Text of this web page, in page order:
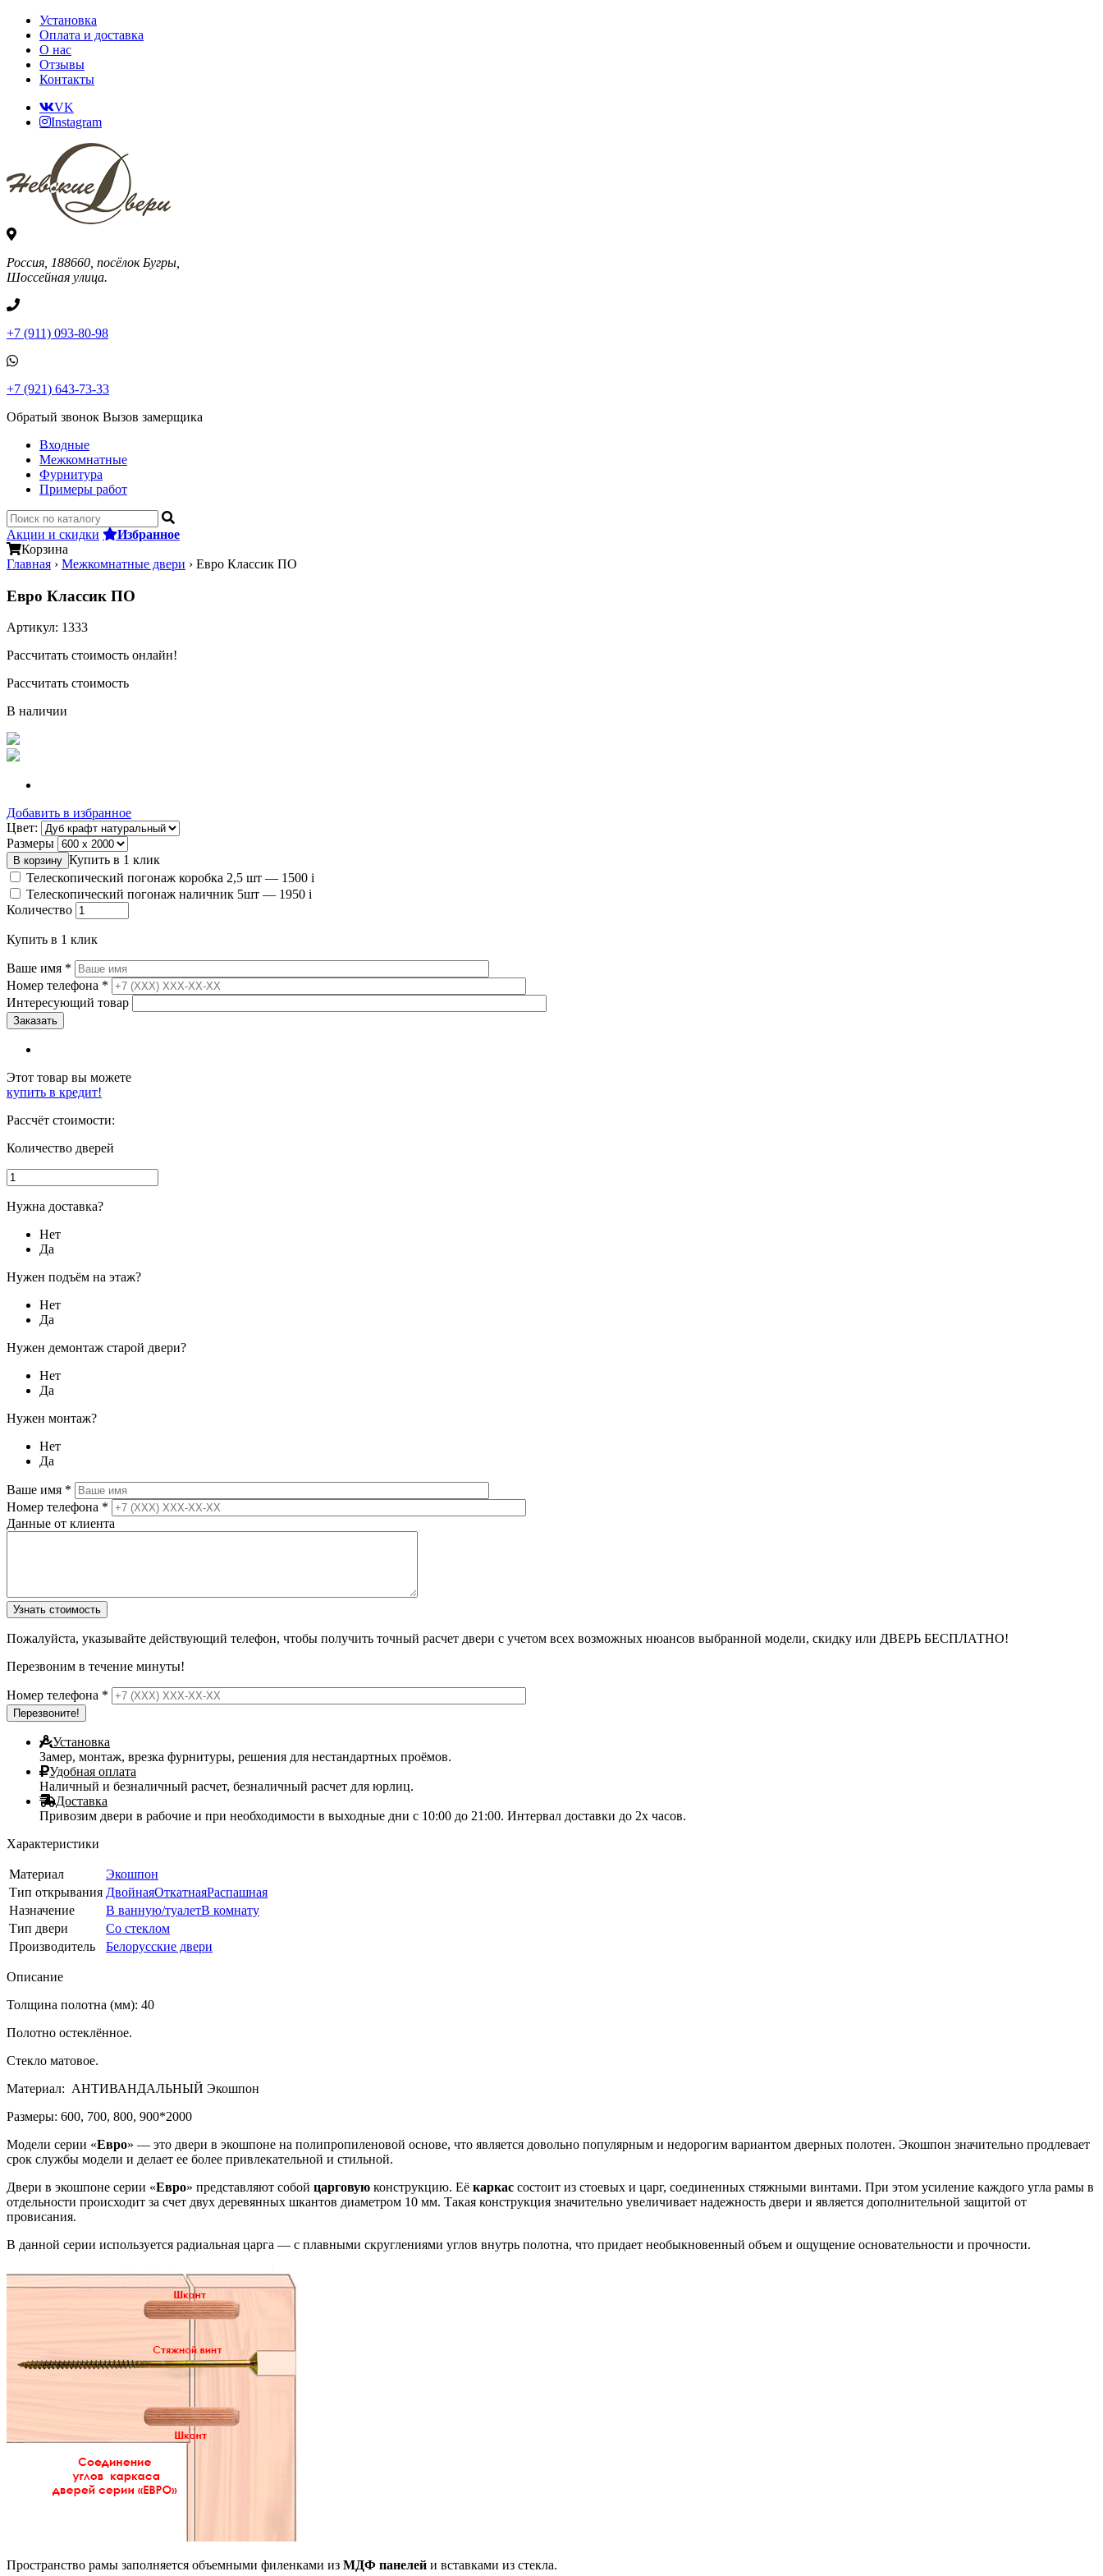
Установка
Оплата и доставка
О нас
Отзывы
Контакты
VK
Instagram
Россия, 188660, посёлок Бугры,
Шоссейная улица.
+7 (911) 093-80-98
+7 (921) 643-73-33
Обратый звонок Вызов замерщика
Входные
Межкомнатные
Фурнитура
Примеры работ
Акции и скидки Избранное
Корзина
Главная › Межкомнатные двери › Евро Классик ПО
Евро Классик ПО
Артикул: 1333
Рассчитать стоимость онлайн!
Рассчитать стоимость
В наличии
Добавить в избранное
Цвет:
Размеры
Купить в 1 клик
Телескопический погонаж коробка 2,5 шт — 1500 i
Телескопический погонаж наличник 5шт — 1950 i
Количество
Купить в 1 клик
Ваше имя *
Номер телефона *
Интересующий товар
Этот товар вы можете
купить в кредит!
Рассчёт стоимости:
Количество дверей
Нужна доставка?
Нет
Да
Нужен подъём на этаж?
Нет
Да
Нужен демонтаж старой двери?
Нет
Да
Нужен монтаж?
Нет
Да
Ваше имя *
Номер телефона *
Данные от клиента
Пожалуйста, указывайте действующий телефон, чтобы получить точный расчет двери с учетом всех возможных нюансов выбранной модели, скидку или ДВЕРЬ БЕСПЛАТНО!
Перезвоним в течение минуты!
Номер телефона *
Установка
Замер, монтаж, врезка фурнитуры, решения для нестандартных проёмов.
Удобная оплата
Наличный и безналичный расчет, безналичный расчет для юрлиц.
Доставка
Привозим двери в рабочие и при необходимости в выходные дни с 10:00 до 21:00. Интервал доставки до 2х часов.
Характеристики
Материал
Экошпон
Тип открывания ДвойнаяОткатнаяРаспашная
Назначение
В ванную/туалетВ комнату
Тип двери
Со стеклом
Производитель
Белорусские двери
Описание
Толщина полотна (мм): 40
Полотно остеклённое.
Стекло матовое.
Материал: АНТИВАНДАЛЬНЫЙ Экошпон
Размеры: 600, 700, 800, 900*2000
Модели серии «Евро» — это двери в экошпоне на полипропиленовой основе, что является довольно популярным и недорогим вариантом дверных полотен. Экошпон значительно продлевает
срок службы модели и делает ее более привлекательной и стильной.
Двери в экошпоне серии «Евро» представляют собой царговую конструкцию. Её каркас состоит из стоевых и царг, соединенных стяжными винтами. При этом усиление каждого угла рамы в
отдельности происходит за счет двух деревянных шкантов диаметром 10 мм. Такая конструкция значительно увеличивает надежность двери и является дополнительной защитой от
провисания.
В данной серии используется радиальная царга — с плавными скруглениями углов внутрь полотна, что придает необыкновенный объем и ощущение основательности и прочности.
Пространство рамы заполняется объемными филенками из МДФ панелей и вставками из стекла.